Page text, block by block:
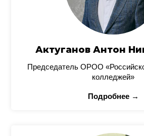
Актуганов Антон
Председатель ОРОО
колледжей»
Подробнее →